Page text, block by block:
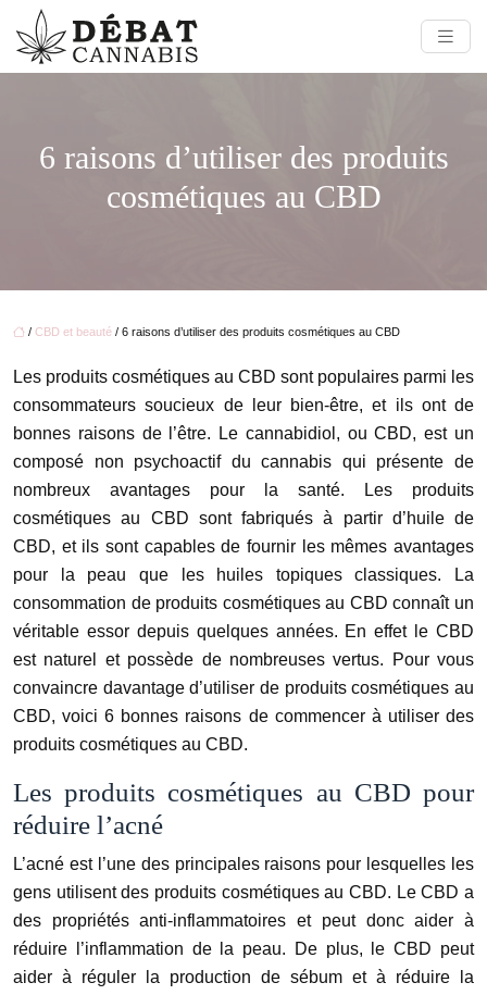
6 raisons d’utiliser des produits
cosmétiques au CBD
/ CBD et beauté / 6 raisons d’utiliser des produits cosmétiques au CBD
Les produits cosmétiques au CBD sont populaires parmi les
consommateurs soucieux de leur bien-être, et ils ont de
bonnes raisons de l’être. Le cannabidiol, ou CBD, est un
composé non psychoactif du cannabis qui présente de
nombreux avantages pour la santé. Les produits
cosmétiques au CBD sont fabriqués à partir d’huile de
CBD, et ils sont capables de fournir les mêmes avantages
pour la peau que les huiles topiques classiques. La
consommation de produits cosmétiques au CBD connaît un
véritable essor depuis quelques années. En effet le CBD
est naturel et possède de nombreuses vertus. Pour vous
convaincre davantage d’utiliser de produits cosmétiques au
CBD, voici 6 bonnes raisons de commencer à utiliser des
produits cosmétiques au CBD.
Les produits cosmétiques au CBD pour
réduire l’acné
L’acné est l’une des principales raisons pour lesquelles les
gens utilisent des produits cosmétiques au CBD. Le CBD a
des propriétés anti-inflammatoires et peut donc aider à
réduire l’inflammation de la peau. De plus, le CBD peut
aider à réguler la production de sébum et à réduire la